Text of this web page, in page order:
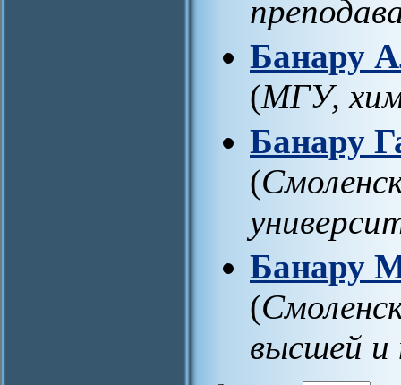
Банару
(МГУ,
Банару
(
Банару
(
высшей и